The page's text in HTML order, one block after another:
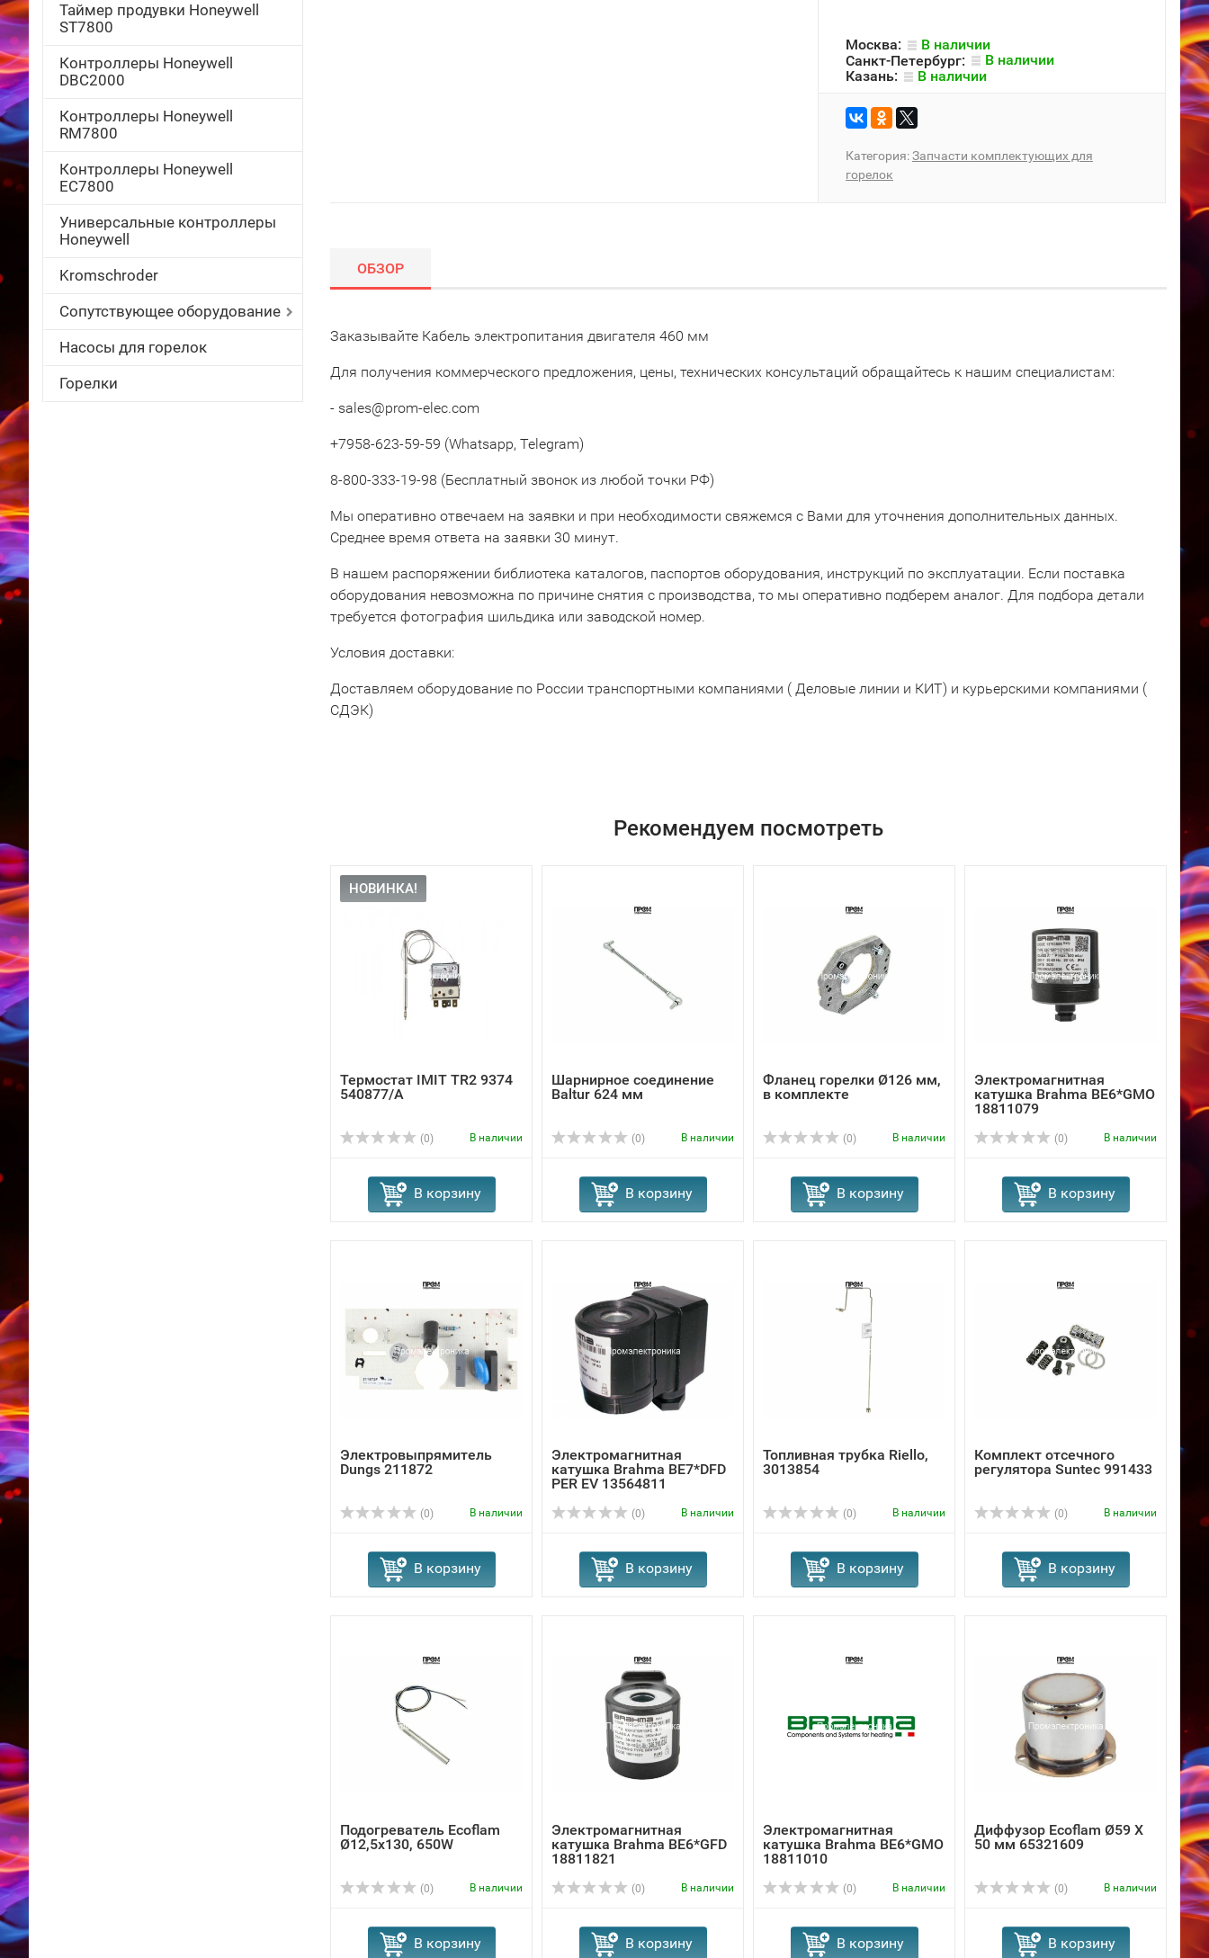
Таймер продувки Honeywell
ST7800
Контроллеры Honeywell
DBC2000
Контроллеры Honeywell
RM7800
Контроллеры Honeywell
EC7800
Универсальные контроллеры
Honeywell
Kromschroder
Сопутствующее оборудование
Насосы для горелок
Горелки
Москва:
В наличии
Санкт-Петербург:
В наличии
Казань:
В наличии
Категория:Запчасти комплектующих для
горелок
ОБЗОР
Заказывайте Кабель электропитания двигателя 460 мм
Для получения коммерческого предложения, цены, технических консультаций обращайтесь к нашим специалистам:
- sales@prom-elec.com
+7958-623-59-59 (Whatsapp, Telegram)
8-800-333-19-98 (Бесплатный звонок из любой точки РФ)
Мы оперативно отвечаем на заявки и при необходимости свяжемся с Вами для уточнения дополнительных данных.
Среднее время ответа на заявки 30 минут.
В нашем распоряжении библиотека каталогов, паспортов оборудования, инструкций по эксплуатации. Если поставка
оборудования невозможна по причине снятия с производства, то мы оперативно подберем аналог. Для подбора детали
требуется фотография шильдика или заводской номер.
Условия доставки:
Доставляем оборудование по России транспортными компаниями ( Деловые линии и КИТ) и курьерскими компаниями (
СДЭК)
Рекомендуем посмотреть
НОВИНКА!
Термостат IMIT TR2 9374
540877/A
(0) В наличии
В корзину
Шарнирное соединение
Baltur 624 мм
(0) В наличии
В корзину
Фланец горелки Ø126 мм,
в комплекте
(0) В наличии
В корзину
Электромагнитная
катушка Brahma BE6*GMO
18811079
(0) В наличии
В корзину
Электровыпрямитель
Dungs 211872
(0) В наличии
В корзину
Электромагнитная
катушка Brahma BE7*DFD
PER EV 13564811
(0) В наличии
В корзину
Топливная трубка Riello,
3013854
(0) В наличии
В корзину
Комплект отсечного
регулятора Suntec 991433
(0) В наличии
В корзину
Подогреватель Ecoflam
Ø12,5x130, 650W
(0) В наличии
В корзину
Электромагнитная
катушка Brahma BE6*GFD
18811821
(0) В наличии
В корзину
Электромагнитная
катушка Brahma BE6*GMO
18811010
(0) В наличии
В корзину
Диффузор Ecoflam Ø59 X
50 мм 65321609
(0) В наличии
В корзину